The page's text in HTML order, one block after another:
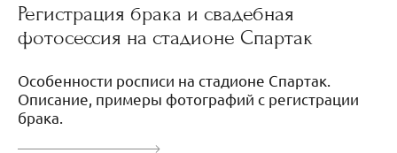
Регистрация брака и свадебная
фотосессия на стадионе Спартак
Особенности росписи на стадионе Спартак.
Описание, примеры фотографий с регистрации
брака.